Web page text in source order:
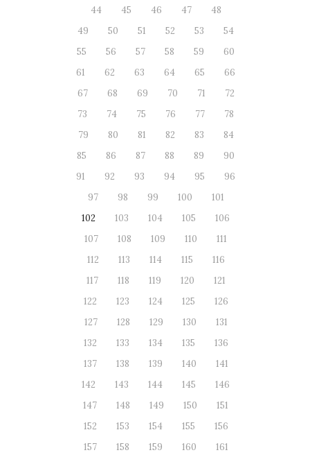
44 45 46 47
48
49
50 51 52 53
54
55
56 57 58 59
60
61
62 63 64 65
66
67
68 69 70 71
72
73
74 75 76 77
78
79
80 81 82 83
84
85
86 87 88 89
90
91
92 93 94 95
96
97
98 99 100
101
102
103 104 105
106
107
108 109 110
111
112
113 114 115
116
117
118 119 120
121
122
123 124 125
126
127
128 129 130
131
132
133 134 135
136
137
138 139 140
141
142
143 144 145
146
147
148 149 150
151
152
153 154 155
156
157
158 159 160
161